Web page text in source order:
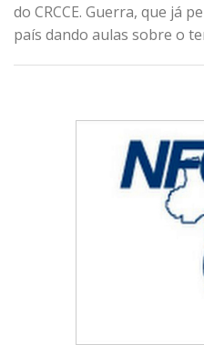
do CRCCE. Guerra, que já
país dando aulas sobre o